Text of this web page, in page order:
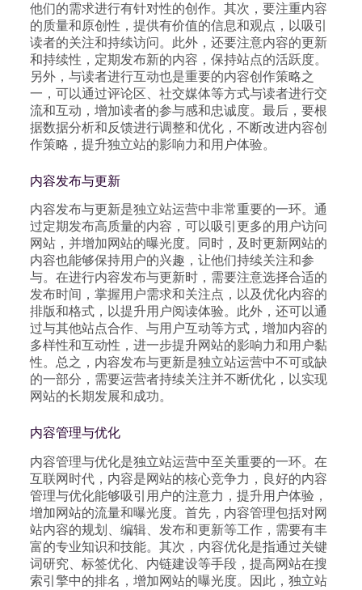
他们的需求进行有针对性的创作。其次，要注重内容
的质量和原创性，提供有价值的信息和观点，以吸引
读者的关注和持续访问。此外，还要注意内容的更新
和持续性，定期发布新的内容，保持站点的活跃度。
另外，与读者进行互动也是重要的内容创作策略之
一，可以通过评论区、社交媒体等方式与读者进行交
流和互动，增加读者的参与感和忠诚度。最后，要根
据数据分析和反馈进行调整和优化，不断改进内容创
作策略，提升独立站的影响力和用户体验。
内容发布与更新
内容发布与更新是独立站运营中非常重要的一环。通
过定期发布高质量的内容，可以吸引更多的用户访问
网站，并增加网站的曝光度。同时，及时更新网站的
内容也能够保持用户的兴趣，让他们持续关注和参
与。在进行内容发布与更新时，需要注意选择合适的
发布时间，掌握用户需求和关注点，以及优化内容的
排版和格式，以提升用户阅读体验。此外，还可以通
过与其他站点合作、与用户互动等方式，增加内容的
多样性和互动性，进一步提升网站的影响力和用户黏
性。总之，内容发布与更新是独立站运营中不可或缺
的一部分，需要运营者持续关注并不断优化，以实现
网站的长期发展和成功。
内容管理与优化
内容管理与优化是独立站运营中至关重要的一环。在
互联网时代，内容是网站的核心竞争力，良好的内容
管理与优化能够吸引用户的注意力，提升用户体验，
增加网站的流量和曝光度。首先，内容管理包括对网
站内容的规划、编辑、发布和更新等工作，需要有丰
富的专业知识和技能。其次，内容优化是指通过关键
词研究、标签优化、内链建设等手段，提高网站在搜
索引擎中的排名，增加网站的曝光度。因此，独立站